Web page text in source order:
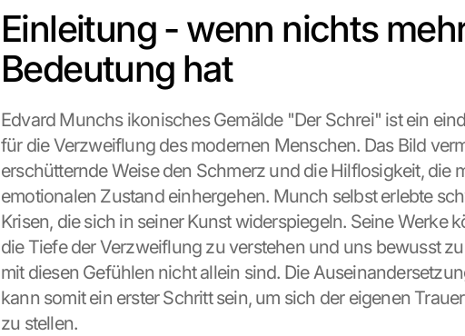
Einleitung - wenn nichts
Bedeutung hat
Edvard Munchs ikonisches Gemälde "Der Schrei" ist ein
für die Verzweiflung des modernen Menschen. Das Bild
erschütternde Weise den Schmerz und die Hilflosigkeit, die
emotionalen Zustand einhergehen. Munch selbst erlebte
Krisen, die sich in seiner Kunst widerspiegeln. Seine Werke
die Tiefe der Verzweiflung zu verstehen und uns bewusst
mit diesen Gefühlen nicht allein sind. Die
kann somit ein erster Schritt sein, um sich der eigenen
zu stellen.